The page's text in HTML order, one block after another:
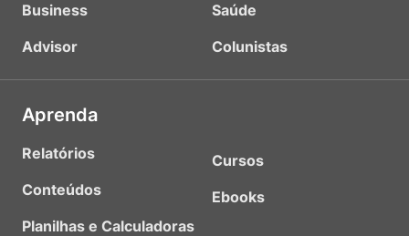
Business
Advisor
Saúde
Colunistas
Aprenda
Relatórios
Conteúdos
Planilhas e Calculadoras
Cursos
Ebooks